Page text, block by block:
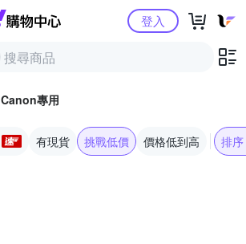
Yahoo購物中心登入
Canon專用
有現貨 挑戰低價 價格低到高 排序